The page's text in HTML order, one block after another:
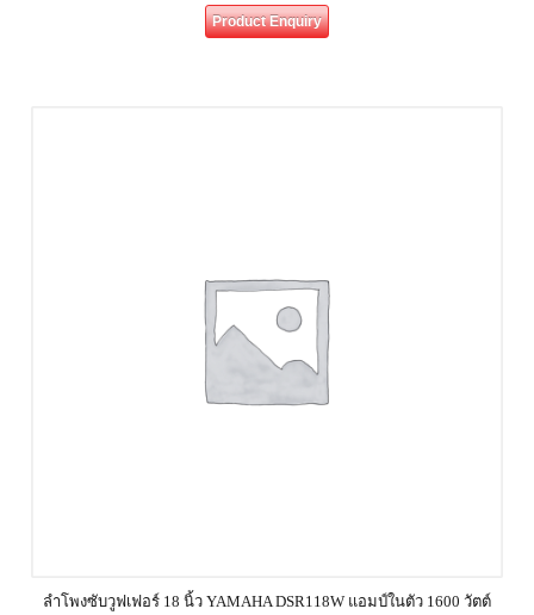
Product Enquiry
ลำโพงซับวูฟเฟอร์ 18 นิ้ว YAMAHA DSR118W แอมป์ในตัว 1600 วัตต์